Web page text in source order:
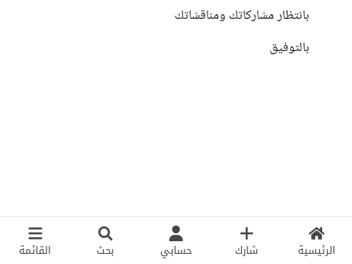
الرئيسية شارك حسابي بحث القائمة
بانتظار مشاركاتك ومناقشاتك
بالتوفيق